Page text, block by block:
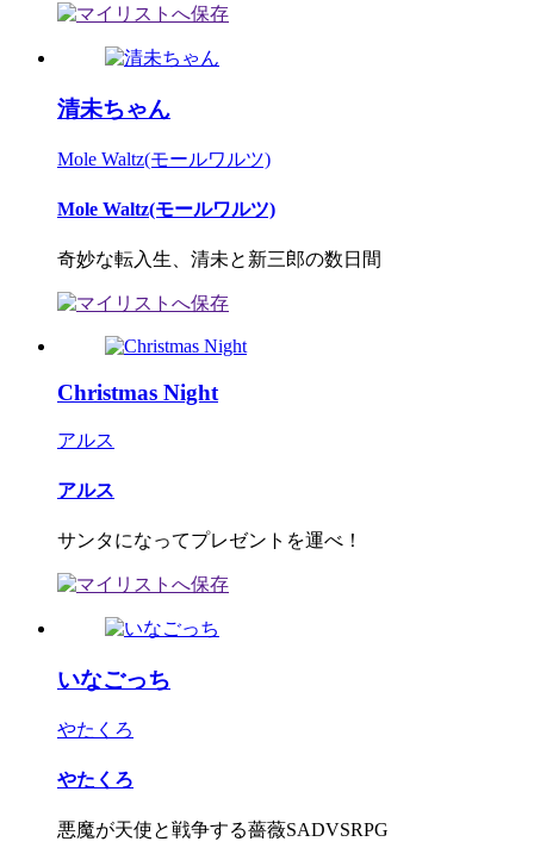
清未ちゃん
Mole Waltz(モールワルツ)
Mole Waltz(モールワルツ)
奇妙な転入生、清未と新三郎の数日間
Christmas Night
アルス
アルス
サンタになってプレゼントを運べ！
いなごっち
やたくろ
やたくろ
悪魔が天使と戦争する薔薇SADVSRPG